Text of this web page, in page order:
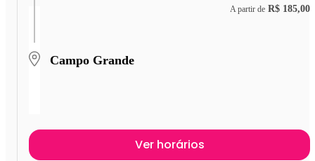
Campo Grande
A partir de R$ 185,00
Ver horários